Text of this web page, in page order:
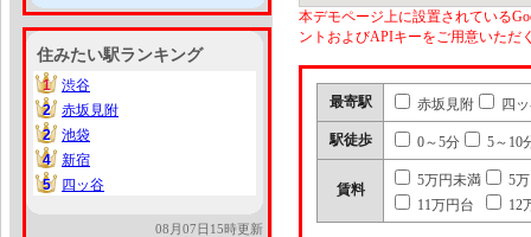
住みたい駅ランキング
1
1
渋谷
2
2
赤坂見附
2
2
池袋
4
4
新宿
5
5 四ッ谷
08月07日15時更新
本デモページ上に設置されている
ントおよびAPIキーをご用意いただ
最寄駅 赤坂見附 四
駅徒歩 0～5分 5～10
賃料
5万円未満
5
11万円台
12